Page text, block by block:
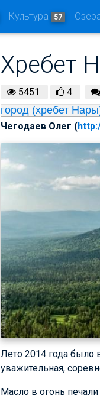
Культура 57
Хребет
5451 4
город (хребет
Чегодаев Олег (
Лето 2014 года было
уважительная,
Масло в огонь